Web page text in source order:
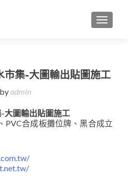
集-大圖輸出貼圖施工
byadmin
大圖輸出貼圖施工
PVC合成板攤位牌、黑合成立